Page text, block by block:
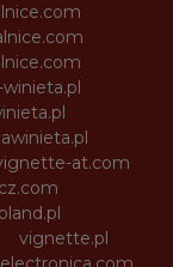
at.com
vignette.pl